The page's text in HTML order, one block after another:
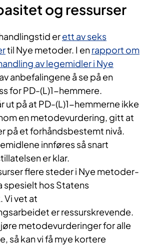
og ressurser
erett av seks
til Nye metoder. I enrapport om
av legemidler i Nye
anbefalingene å se på en
for PD-(L)1-hemmere.
ut på at PD-(L)1-hemmerne ikke
en metodevurdering, gitt at
på et forhåndsbestemt nivå.
innføres så snart
er klar.
flere steder i Nye metoder-
spesielt hos Statens
Vi vet at
er ressurskrevende.
metodevurderinger for alle
så kan vi få mye kortere